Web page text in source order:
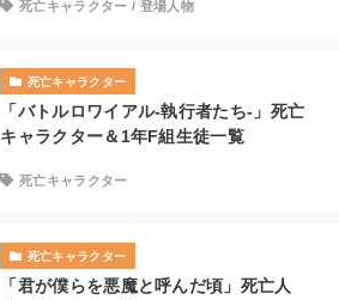
死亡キャラクター / 登場人物
死亡キャラクター
「バトルロワイアル-執行者たち-」死亡
キャラクター＆1年F組生徒一覧
死亡キャラクター
死亡キャラクター
「君が僕らを悪魔と呼んだ頃」死亡人